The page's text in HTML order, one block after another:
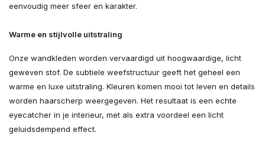
eenvoudig meer sfeer en karakter.
Warme en stijlvolle uitstraling
Onze wandkleden worden vervaardigd uit hoogwaardige, licht
geweven stof. De subtiele weefstructuur geeft het geheel een
warme en luxe uitstraling. Kleuren komen mooi tot leven en details
worden haarscherp weergegeven. Het resultaat is een echte
eyecatcher in je interieur, met als extra voordeel een licht
geluidsdempend effect.